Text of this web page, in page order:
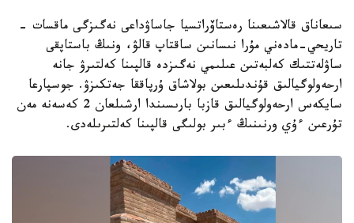
سىعاناق قالاشىعىنا رەستاۆراتسيا جاساۋداعى نەگىزگى ماقسات -
تاريحي-مادەني مۇرا نىسانىن ساقتاپ قالۋ، ونىڭ باستاپقى
ساۋلەتتىك كەلبەتىن عىلىمي نەگىزدە قالپىنا كەلتىرۋ جانە
ارحەولوگيالىق قۇندىلىعىن بولاشاق ۇرپاققا جەتكىزۋ. جوسپارعا
سايكەس ارحەولوگيالىق قازبا بارىسىندا ارشىلعان 2 كەسەنە مەن
تۇرعىن ءۇي ورنىنىڭ ءبىر بولىگى قالپىنا كەلتىرىلەدى.